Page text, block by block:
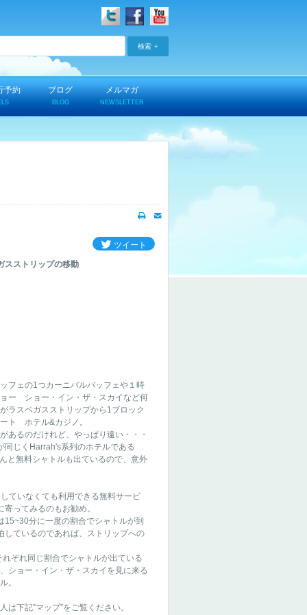
検索
予約 ブログ
BLOG
メルマガ
NEWSLETTER
スストリップの移動
フェの1つカーニバルバッフェや１時
ー ショー・イン・ザ・スカイなど何
ラスベガスストリップから1ブロック
ト ホテル&カジノ。
あるのだけれど、やっぱり遠い・・・
同じくHarrah's系列のホテルである
と無料シャトルも出ているので、意外
ていなくても利用できる無料サービ
ってみるのもお勧め。
15~30分に一度の割合でシャトルが到
ているのであれば、ストリップへの
ぞれ同じ割合でシャトルが出ている
ショー・イン・ザ・スカイを見に来る
。
下記”マップ”をご覧ください。
ツイート